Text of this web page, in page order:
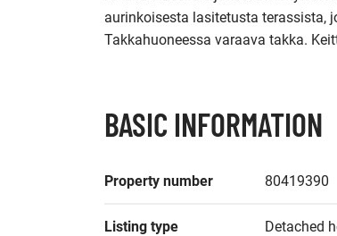
aurinkoisesta lasitetusta terassista,
Takkahuoneessa varaava takka.
BASIC INFORMATION
Property number 80419390
Listing type Detached